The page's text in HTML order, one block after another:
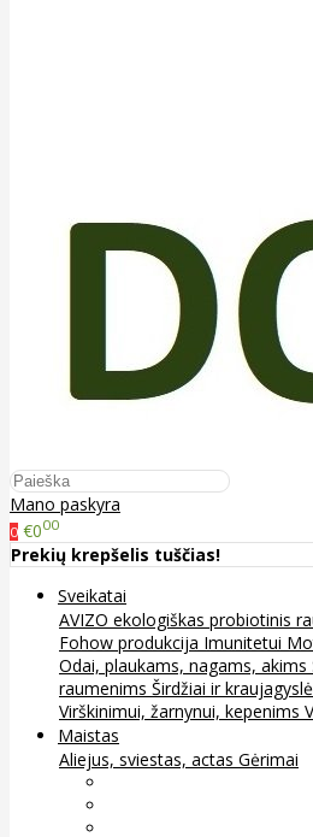
Mano paskyra
0 €000
Prekių krepšelis tuščias!
Sveikatai
AVIZO ekologiškas probiotinis
Fohow produkcija Imunitetui
Odai, plaukams, nagams, akims
raumenims Širdžiai ir
Virškinimui, žarnynui, kepenims
Maistas
Aliejus, sviestas, actas Gėrimai